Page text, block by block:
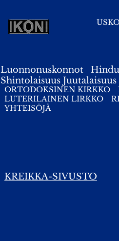
Luonnonuskonnot
Shintolaisuus Juutalaisuus
ORTODOKSINEN KIRKKO
LUTERILAINEN LIRKKO
YHTEISÖJÄ
KREIKKA-SIVUSTO